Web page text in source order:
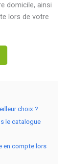
domicile, ainsi
lors de votre
choix ?
le catalogue
en compte lors